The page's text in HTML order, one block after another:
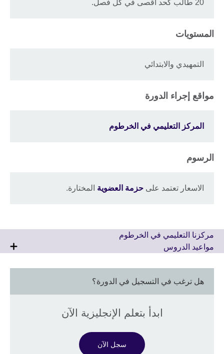
20 طالب كحد أقصى في كل فصل.
المستويات
التمهيدي والابتدائي
مواقع إجراء الدورة
المركز التعليمي في الخرطوم
الرسوم
الاسعار تعتمد على حزمة العضوية المختارة.
مركزنا التعليمي في الخرطوم
مواعيد الدروس
هل ترغب في التسجيل في الدورة؟
ابدأ بتعلم الإنجليزية الآن
سجل الآن